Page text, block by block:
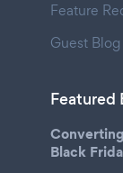
Feature
Guest
Featured
Black